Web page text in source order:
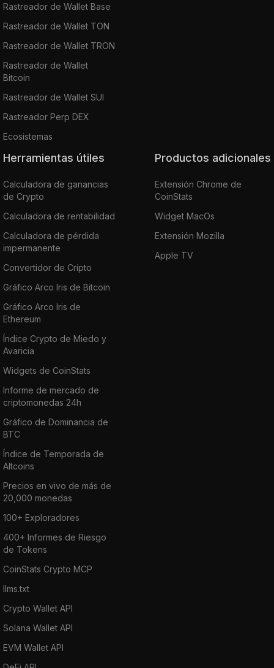
Rastreador de Wallet Base
Rastreador de Wallet TON
Rastreador de Wallet TRON
Rastreador de Wallet
Bitcoin
Rastreador de Wallet SUI
Rastreador Perp DEX
Ecosistemas
Herramientas útiles
Calculadora de ganancias
de Crypto
Calculadora de rentabilidad
Calculadora de pérdida
impermanente
Convertidor de Cripto
Gráfico Arco Iris de Bitcoin
Gráfico Arco Iris de
Ethereum
Índice Crypto de Miedo y
Avaricia
Widgets de CoinStats
Informe de mercado de
criptomonedas 24h
Gráfico de Dominancia de
BTC
Índice de Temporada de
Altcoins
Precios en vivo de más de
20,000 monedas
100+ Exploradores
400+ Informes de Riesgo
de Tokens
CoinStats Crypto MCP
llms.txt
Crypto Wallet API
Solana Wallet API
EVM Wallet API
Productos adicionales
Extensión Chrome de
CoinStats
Widget MacOs
Extensión Mozilla
Apple TV